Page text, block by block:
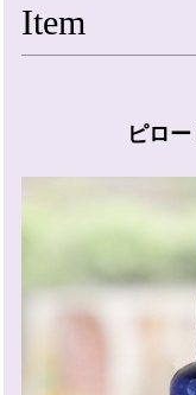
Item
ピロ